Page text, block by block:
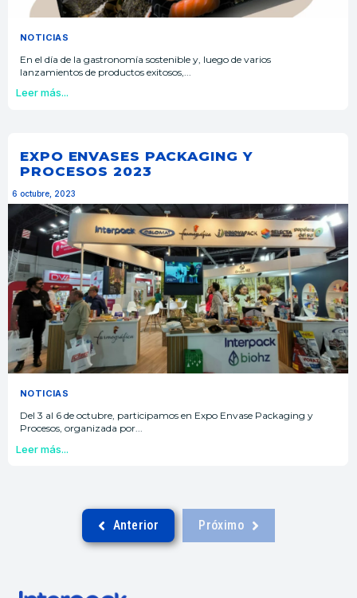
NOTICIAS
En el día de la gastronomía sostenible y, luego de varios
lanzamientos de productos exitosos,...
Leer más...
EXPO ENVASES PACKAGING Y
PROCESOS 2023
6 octubre, 2023
NOTICIAS
Del 3 al 6 de octubre, participamos en Expo Envase Packaging y
Procesos, organizada por...
Leer más...
Anterior Próximo